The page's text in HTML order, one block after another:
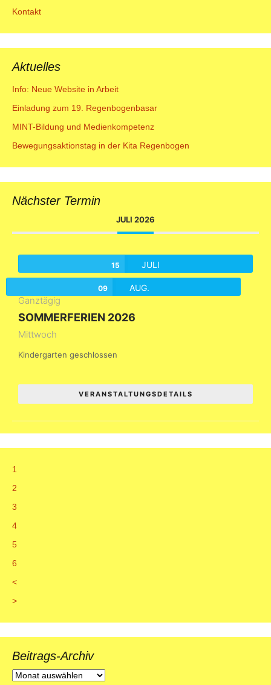
Kontakt
Aktuelles
Info: Neue Website in Arbeit
Einladung zum 19. Regenbogenbasar
MINT-Bildung und Medienkompetenz
Bewegungsaktionstag in der Kita Regenbogen
Nächster Termin
JULI 2026
15 JULI
09 AUG.
Ganztägig
SOMMERFERIEN 2026
Mittwoch
Kindergarten geschlossen
VERANSTALTUNGSDETAILS
1
2
3
4
5
6
<
>
Beitrags-Archiv
Beitrags-